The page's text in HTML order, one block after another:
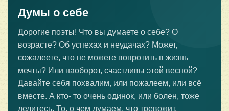
Думы о себе
Дорогие поэты! Что вы думаете о себе? О
возрасте? Об успехах и неудачах? Может,
сожалеете, что не можете вопротить в жизнь
мечты? Или наоборот, счастливы этой весной?
Давайте себя похвалим, или пожалеем, или всё
вместе. А кто- то очень одинок, или болен, тоже
делитесь. То, о чем думаем, что тревожит,